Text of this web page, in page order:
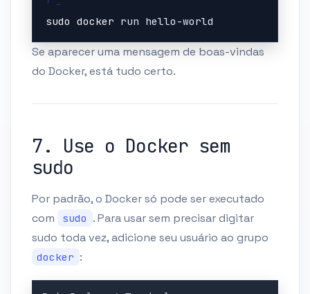
sudo docker run hello-world
Se aparecer uma mensagem de boas-vindas
do Docker, está tudo certo.
7. Use o Docker sem
sudo
Por padrão, o Docker só pode ser executado
com
sudo . Para usar sem precisar digitar
sudo toda vez, adicione seu usuário ao grupo
docker :